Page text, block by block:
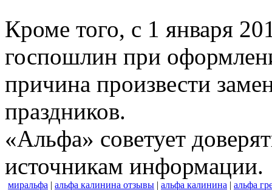
Кроме того, с 1 января
госпошлин при
причина произвести
праздников.
«Альфа» советует
источникам информации.
миральфа | альфа калинина отзывы | альфа калинина | альфа